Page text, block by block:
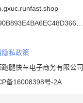
隐私政策
跑腿快车电子商务有限公司
备16008398号-2A